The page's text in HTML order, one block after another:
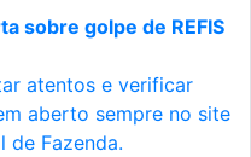
sobre golpe de REFIS
atentos e verificar
aberto sempre no site
de Fazenda.